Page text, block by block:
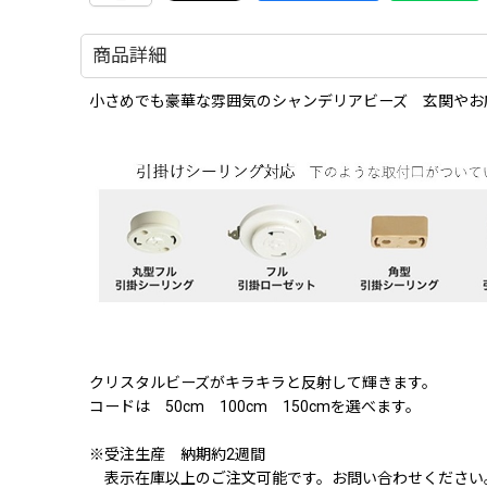
商品詳細
小さめでも豪華な雰囲気のシャンデリアビーズ 玄関や
クリスタルビーズがキラキラと反射して輝きます。
コードは 50cm 100cm 150cmを選べます。
※受注生産 納期約2週間
表示在庫以上のご注文可能です。お問い合わせください